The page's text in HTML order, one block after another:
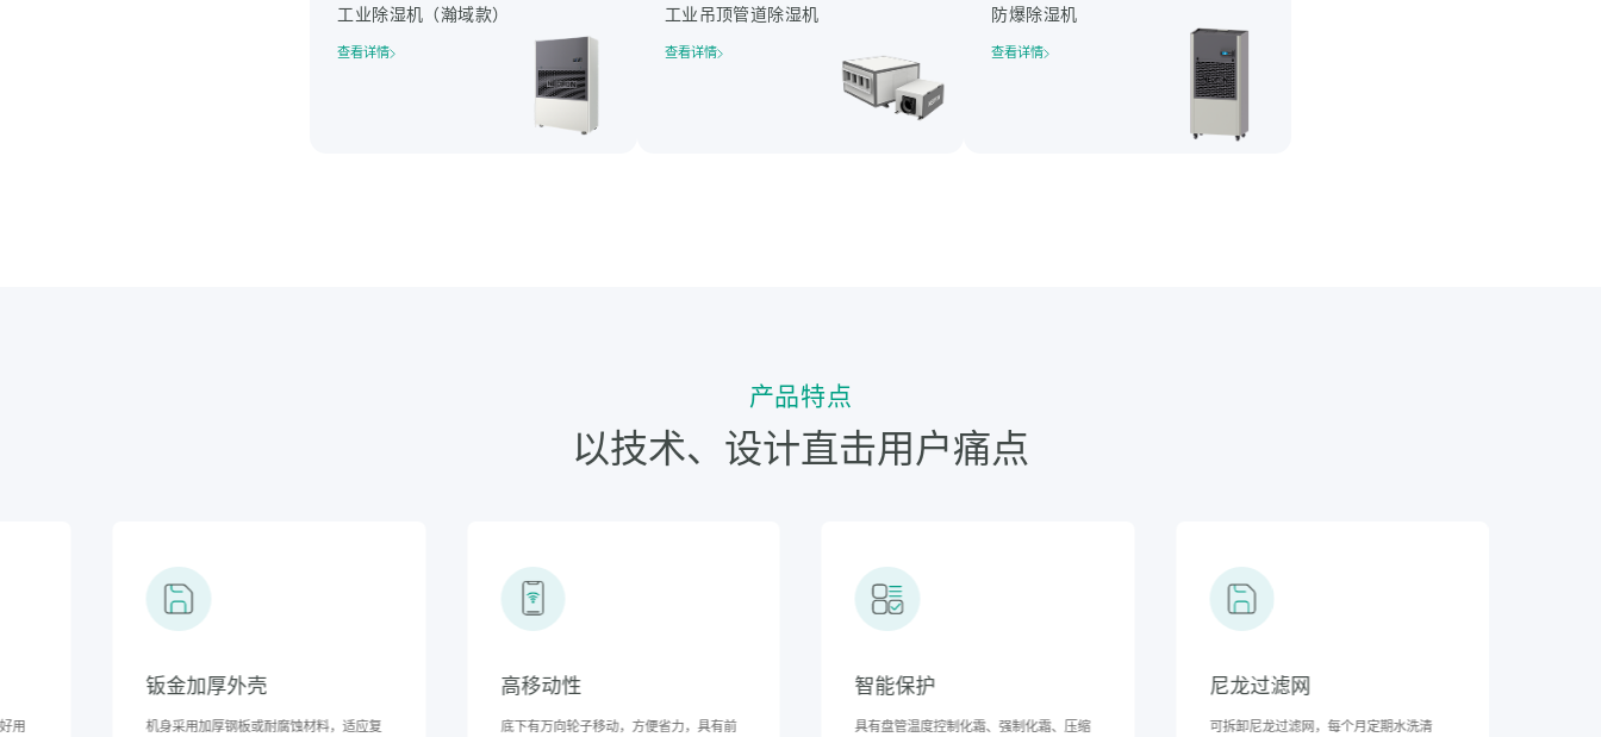
工业除湿机（瀚域款）
查看详情
工业吊顶管道除湿机
查看详情
防爆除湿机
查看详情
产品特点
以技术、设计直击用户痛点
大除湿量，水管直排
90L-180L/天大除湿量，软管排水，好用
钣金加厚外壳
机身采用加厚钢板或耐腐蚀材料，适应复
高移动性
底下有万向轮子移动，方便省力，具有前
智能保护
具有盘管温度控制化霜、强制化霜、压缩